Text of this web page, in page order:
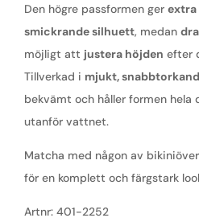
Den högre passformen ger extra
smickrande silhuett, medan
möjligt att justera höjden efter
Tillverkad i mjukt,
bekvämt och håller formen hela
utanför vattnet.
Matcha med någon av
för en komplett och färgstark
Artnr: 401-2252